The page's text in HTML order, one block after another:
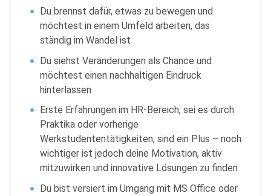
Du brennst dafür, etwas zu bewegen und
möchtest in einem Umfeld arbeiten, das
ständig im Wandel ist
Du siehst Veränderungen als Chance und
möchtest einen nachhaltigen Eindruck
hinterlassen
Erste Erfahrungen im HR-Bereich, sei es durch
Praktika oder vorherige
Werkstudententätigkeiten, sind ein Plus – noch
wichtiger ist jedoch deine Motivation, aktiv
mitzuwirken und innovative Lösungen zu finden
Du bist versiert im Umgang mit MS Office oder